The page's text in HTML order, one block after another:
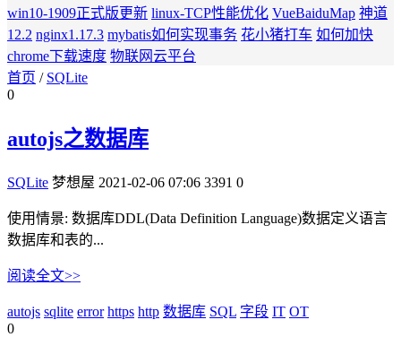
win10-1909正式版更新 linux-TCP性能优化 VueBaiduMap 神道
12.2 nginx1.17.3 mybatis如何实现事务 花小猪打车 如何加快
chrome下载速度 物联网云平台
首页 / SQLite
0
autojs之数据库
SQLite 梦想屋 2021-02-06 07:06 3391 0
使用情景: 数据库DDL(Data Definition Language)数据定义语言
数据库和表的...
阅读全文>>
autojs sqlite error https http 数据库 SQL 字段 IT OT
0